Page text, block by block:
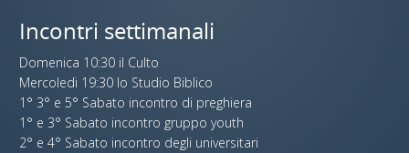
Incontri settimanali
Domenica 10:30 il Culto
Mercoledi 19:30 lo Studio Biblico
1° 3° e 5° Sabato incontro di preghiera
1° e 3° Sabato incontro gruppo youth
2° e 4° Sabato incontro degli universitari